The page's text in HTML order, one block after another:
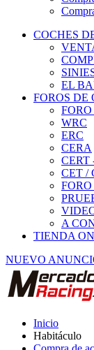
COCHES
EL
FOROS
WRC
ERC
CERA
CERT
CET /
FORO
A
TIENDA
NUEVO
Habitáculo
Compra de
Barras